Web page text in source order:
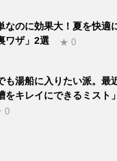
なのに効果大！夏を快適
ワザ」2選
★ 0
も湯船に入りたい派。最
をキレイにできるミスト
0